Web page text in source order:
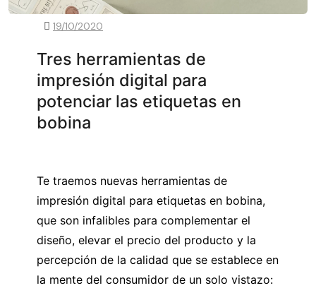
19/10/2020
Tres herramientas de
impresión digital para
potenciar las etiquetas en
bobina
Te traemos nuevas herramientas de
impresión digital para etiquetas en bobina,
que son infalibles para complementar el
diseño, elevar el precio del producto y la
percepción de la calidad que se establece en
la mente del consumidor de un solo vistazo: